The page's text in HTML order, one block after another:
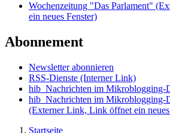
Wochenzeitung "Das Parlament"
ein neues Fenster)
Abonnement
Newsletter abonnieren
RSS-Dienste (Interner Link)
hib_Nachrichten im Mikroblogging-
hib_Nachrichten im Mikroblogging-
(Externer Link, Link öffnet ein neues
Startseite